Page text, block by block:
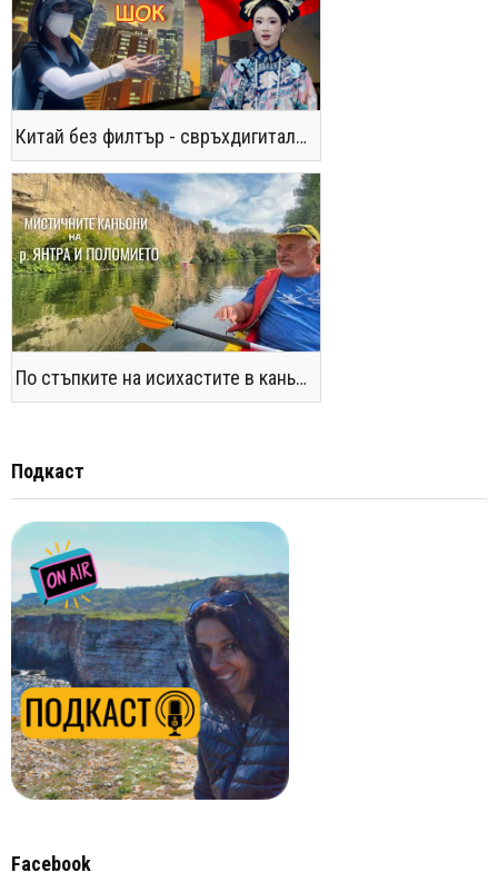
Китай без филтър - свръхдигитален, магнетичен, парадоксален
По стъпките на исихастите в каньоните на р. Янтра и Поломието
Подкаст
Facebook